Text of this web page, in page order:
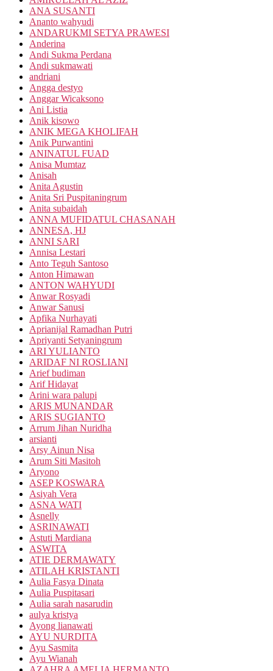
ANA SUSANTI
Ananto wahyudi
ANDARUKMI SETYA PRAWESI
Anderina
Andi Sukma Perdana
Andi sukmawati
andriani
Angga destyo
Anggar Wicaksono
Ani Listia
Anik kisowo
ANIK MEGA KHOLIFAH
Anik Purwantini
ANINATUL FUAD
Anisa Mumtaz
Anisah
Anita Agustin
Anita Sri Puspitaningrum
Anita subaidah
ANNA MUFIDATUL CHASANAH
ANNESA, HJ
ANNI SARI
Annisa Lestari
Anto Teguh Santoso
Anton Himawan
ANTON WAHYUDI
Anwar Rosyadi
Anwar Sanusi
Apfika Nurhayati
Aprianijal Ramadhan Putri
Apriyanti Setyaningrum
ARI YULIANTO
ARIDAF NI ROSLIANI
Arief budiman
Arif Hidayat
Arini wara palupi
ARIS MUNANDAR
ARIS SUGIANTO
Arrum Jihan Nuridha
arsianti
Arsy Ainun Nisa
Arum Siti Masitoh
Aryono
ASEP KOSWARA
Asiyah Vera
ASNA WATI
Asnelly
ASRINAWATI
Astuti Mardiana
ASWITA
ATIE DERMAWATY
ATILAH KRISTANTI
Aulia Fasya Dinata
Aulia Puspitasari
Aulia sarah nasarudin
aulya kristya
Ayong lianawati
AYU NURDITA
Ayu Sasmita
Ayu Wianah